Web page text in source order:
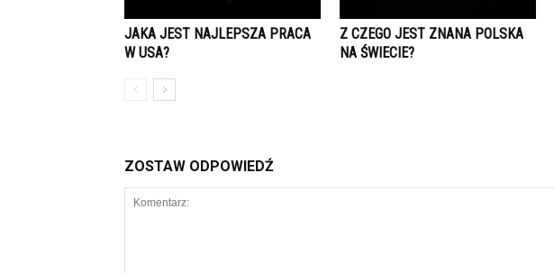
JAKA JEST NAJLEPSZA PRACA
W USA?
Z CZEGO JEST ZNANA POLSKA
NA ŚWIECIE?
ZOSTAW ODPOWIEDŹ